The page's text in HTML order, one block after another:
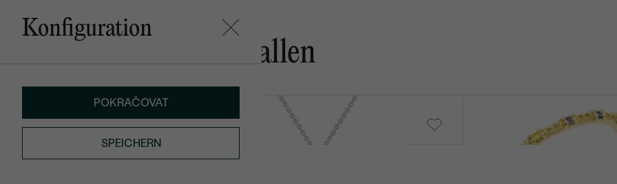
Konfiguration
POKRAČOVAT
SPEICHERN
Das könnte Ihnen gefallen
€ 129 AUF LAGER